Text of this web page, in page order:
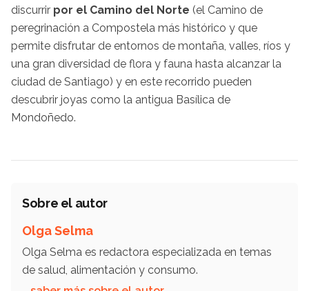
discurrir por el Camino del Norte (el Camino de
peregrinación a Compostela más histórico y que
permite disfrutar de entornos de montaña, valles, ríos y
una gran diversidad de flora y fauna hasta alcanzar la
ciudad de Santiago) y en este recorrido pueden
descubrir joyas como la antigua Basílica de
Mondoñedo.
Sobre el autor
Olga Selma
Olga Selma es redactora especializada en temas
de salud, alimentación y consumo.